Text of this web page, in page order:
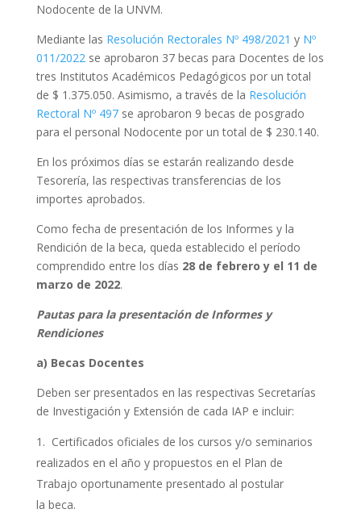
Nodocente de la UNVM.
Mediante las Resolución Rectorales Nº 498/2021 y Nº
011/2022 se aprobaron 37 becas para Docentes de los
tres Institutos Académicos Pedagógicos por un total
de $ 1.375.050. Asimismo, a través de la Resolución
Rectoral Nº 497se aprobaron 9 becas de posgrado
para el personal Nodocente por un total de $ 230.140.
En los próximos días se estarán realizando desde
Tesorería, las respectivas transferencias de los
importes aprobados.
Como fecha de presentación de los Informes y la
Rendición de la beca, queda establecido el período
comprendido entre los días 28 de febrero y el 11 de
marzo de 2022.
Pautas para la presentación de Informes y
Rendiciones
a) Becas Docentes
Deben ser presentados en las respectivas Secretarías
de Investigación y Extensión de cada IAP e incluir:
Certificados oficiales de los cursos y/o seminarios
realizados en el año y propuestos en el Plan de
Trabajo oportunamente presentado al postular
la beca.